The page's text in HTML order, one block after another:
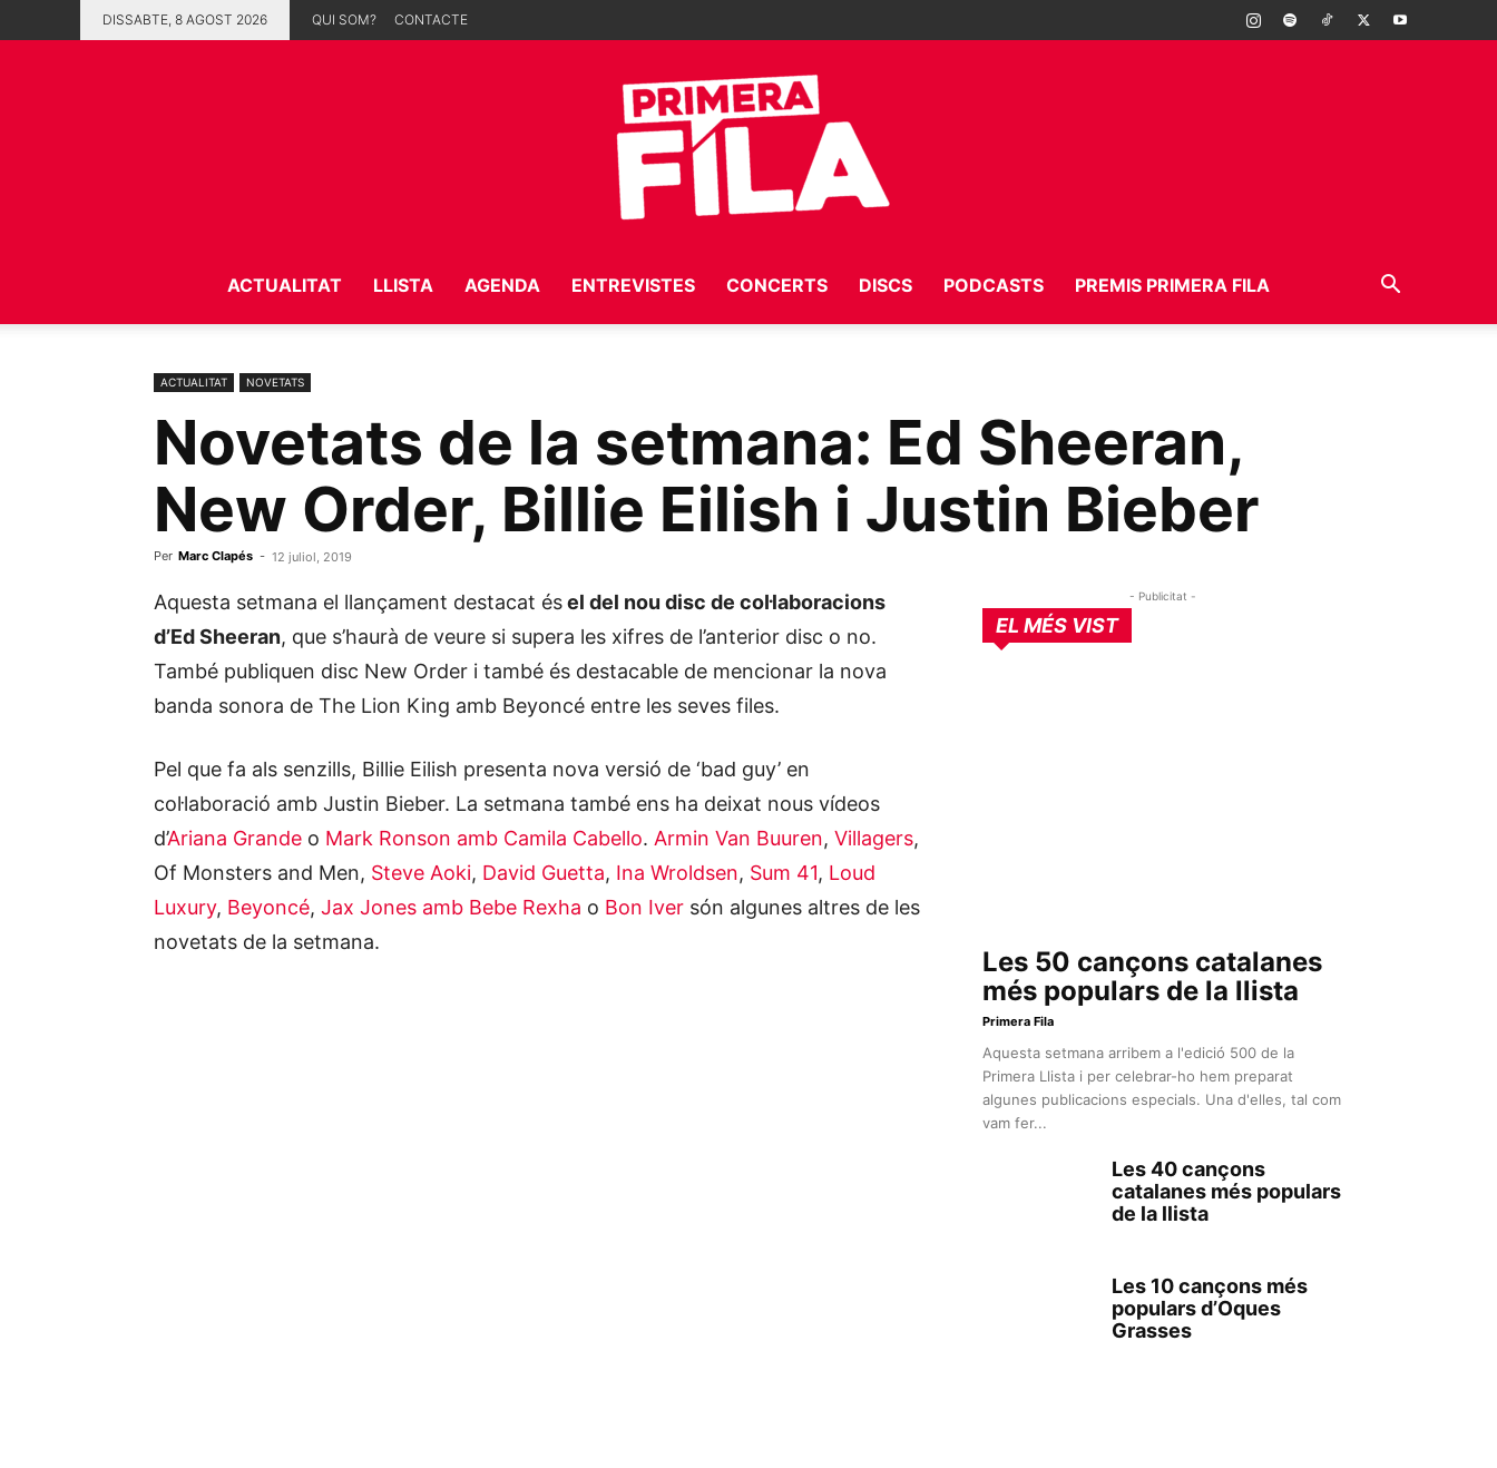
DISSABTE, 8 AGOST 2026 QUI SOM? CONTACTE
Fila
ACTUALITAT LLISTA AGENDA ENTREVISTES CONCERTS DISCS PODCASTS PREMIS PRIMERA FILA
ACTUALITAT NOVETATS
Novetats de la setmana: Ed Sheeran,
New Order, Billie Eilish i Justin Bieber
Per Marc Clapés - 12 juliol, 2019
Aquesta setmana el llançament destacat ésel del nou disc de col·laboracions
d’Ed Sheeran, que s’haurà de veure si supera les xifres de l’anterior disc o no.
També publiquen disc New Order i també és destacable de mencionar la nova
banda sonora de The Lion King amb Beyoncé entre les seves files.
Pel que fa als senzills, Billie Eilish presenta nova versió de ‘bad guy’ en
col·laboració amb Justin Bieber. La setmana també ens ha deixat nous vídeos
d’Ariana Grande o Mark Ronson amb Camila Cabello. Armin Van Buuren, Villagers,
Of Monsters and Men, Steve Aoki, David Guetta, Ina Wroldsen, Sum 41, Loud
Luxury, Beyoncé, Jax Jones amb Bebe Rexha o Bon Iver són algunes altres de les
novetats de la setmana.
- Publicitat -
EL MÉS VIST
Les 50 cançons catalanes
més populars de la llista
Primera Fila
Aquesta setmana arribem a l'edició 500 de la
Primera Llista i per celebrar-ho hem preparat
algunes publicacions especials. Una d'elles, tal com
vam fer...
Les 40 cançons
catalanes més populars
de la llista
Les 10 cançons més
populars d’Oques
Grasses